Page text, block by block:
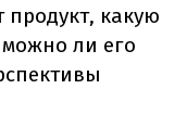
продукт, какую
ли его